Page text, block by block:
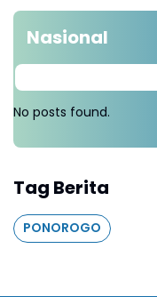
Nasional
No posts found.
Tag Berita
PONOROGO